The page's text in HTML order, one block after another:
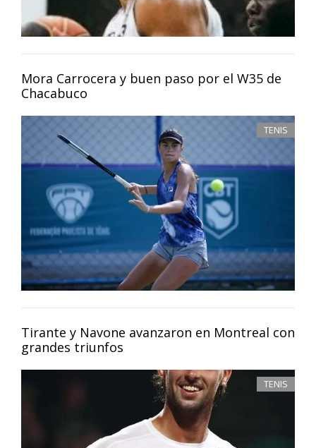
Mora Carrocera y buen paso por el W35 de
Chacabuco
TENIS
Tirante y Navone avanzaron en Montreal con
grandes triunfos
TENIS